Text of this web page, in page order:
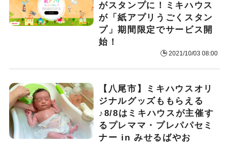
がスタンプに！ミキハウス
が「紙アプリうごくスタン
プ」期間限定でサービス開
始！
2021/10/03 08:00
【八尾市】ミキハウスオリ
ジナルグッズももらえる
♪8/8はミキハウスが主催す
るプレママ・プレパパセミ
ナー in みせるばやお